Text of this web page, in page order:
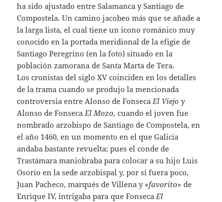
ha sido ajustado entre Salamanca y Santiago de
Compostela. Un camino jacobeo más que se añade a
la larga lista, el cual tiene un icono románico muy
conocido en la portada meridional de la efigie de
Santiago Peregrino (en la foto) situado en la
población zamorana de Santa Marta de Tera.
Los cronistas del siglo XV coinciden en los detalles
de la trama cuando se produjo la mencionada
controversia entre Alonso de FonsecaEl Viejo y
Alonso de FonsecaEl Mozo,cuando el joven fue
nombrado arzobispo de Santiago de Compostela, en
el año 1460, en un momento en el que Galicia
andaba bastante revuelta; pues el conde de
Trastámara maniobraba para colocar a su hijo Luis
Osorio en la sede arzobispal y, por si fuera poco,
Juan Pacheco, marqués de Villena y «favorito» de
Enrique IV, intrigaba para que FonsecaEl